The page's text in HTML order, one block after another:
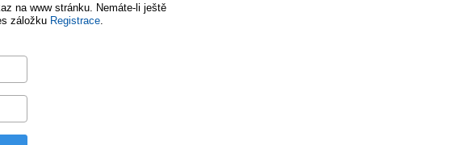
na www stránku. Nemáte-li ještě
záložku Registrace